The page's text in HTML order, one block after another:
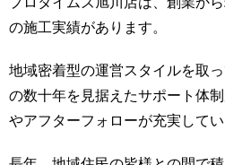
の施工実績があります。
地域密着型の運営スタイルを取
の数十年を見据えたサポート体
やアフターフォローが充実してい